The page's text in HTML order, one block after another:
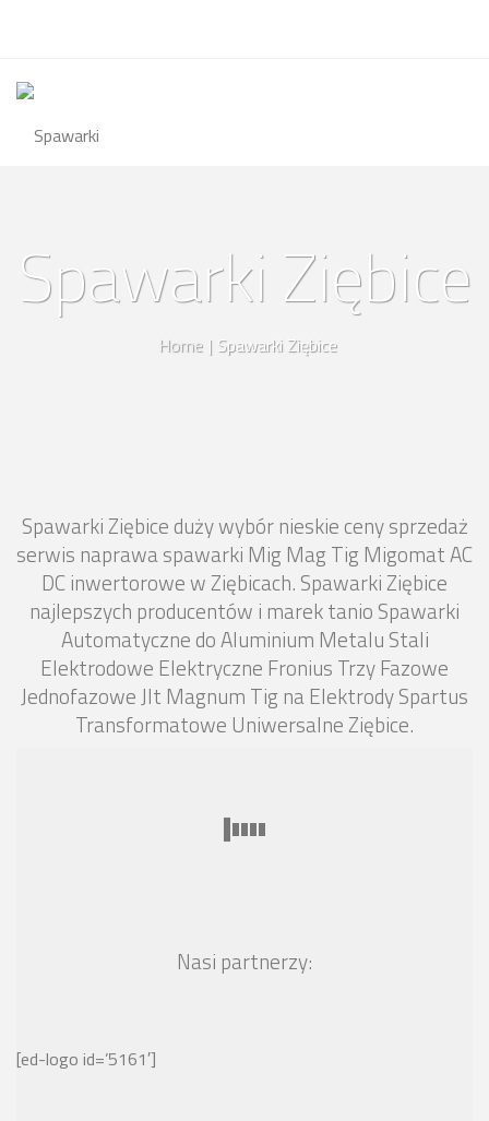
Spawarki Ziębice
Home | Spawarki Ziębice
Spawarki Ziębice duży wybór nieskie ceny sprzedaż
serwis naprawa spawarki Mig Mag Tig Migomat AC
DC inwertorowe w Ziębicach. Spawarki Ziębice
najlepszych producentów i marek tanio Spawarki
Automatyczne do Aluminium Metalu Stali
Elektrodowe Elektryczne Fronius Trzy Fazowe
Jednofazowe Jlt Magnum Tig na Elektrody Spartus
Transformatowe Uniwersalne Ziębice.
Nasi partnerzy:
[ed-logo id=’5161′]